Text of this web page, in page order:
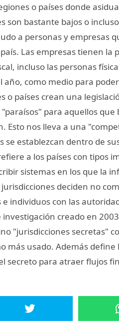
o países donde
son bastante bajos o
a personas y empresas
Las empresas tienen la
incluso las personas
año, como medio para
o países crean una
para aquellos
Esto nos lleva a una
se establezcan dentro de
a los países con tipos
sistemas en los que la
jurisdicciones deciden no
individuos con las
investigación creado en
"jurisdicciones secretas"
más usado. Además
secreto para atraer flujos